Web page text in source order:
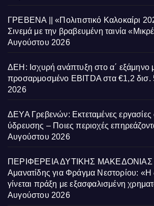
ΓΡΕΒΕΝΑ || «Πολιτιστικό Καλοκαίρι
Σινεμά με την βραβευμένη ταινία
Αυγούστου 2026
ΔΕΗ: Ισχυρή ανάπτυξη στο α΄ εξάμηνο
προσαρμοσμένο EBITDA στα €1,2 δισ.
2026
ΔΕΥΑ Γρεβενών: Εκτεταμένες εργασίες
ύδρευσης – Ποιες περιοχές
Αυγούστου 2026
ΠΕΡΙΦΕΡΕΙΑ ΔΥΤΙΚΗΣ ΜΑΚΕΔΟΝΙΑΣ
Αμανατίδης για Φράγμα Νεστορίου:
γίνεται πράξη με εξασφαλισμένη
Αυγούστου 2026